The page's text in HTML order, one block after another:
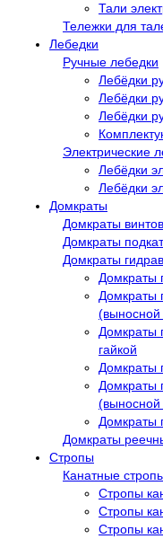
Тали
Тележки для
Лебедки
Ручные лебедки
Лебёдки
Лебёдки
Лебёдки
Электрические
Лебёдки
Лебёдки
Домкраты
Домкраты
Домкраты
Домкраты
Домкраты
Домкраты
(выносной
Домкраты
гайкой
Домкраты
Домкраты
(выносной
Домкраты
Домкраты
Стропы
Канатные
Стропы
Стропы
Стропы